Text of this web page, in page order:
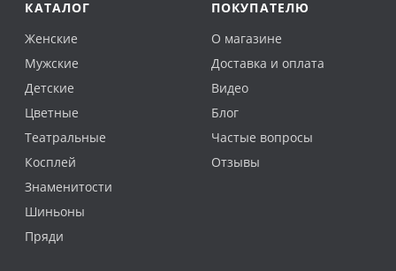
КАТАЛОГ
Женские
Мужские
Детские
Цветные
Театральные
Косплей
Знаменитости
Шиньоны
Пряди
ПОКУПАТЕЛЮ
О магазине
Доставка и оплата
Видео
Блог
Частые вопросы
Отзывы